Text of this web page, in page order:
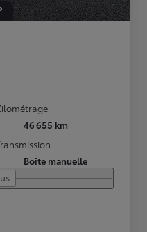
46 655 km
Boîte manuelle